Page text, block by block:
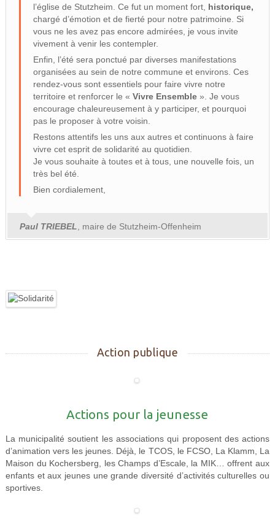
l’église de Stutzheim. Ce fut un moment fort,
historique,
chargé d’émotion et de fierté pour notre patrimoine. Si
vous ne les avez pas encore admirées, je vous invite
vivement à venir les contempler.
Enfin, l’été sera ponctué par diverses manifestations
organisées au sein de notre commune et environs. Ces
rendez-vous sont essentiels pour faire vivre notre
territoire et renforcer le « Vivre Ensemble». Je vous
encourage chaleureusement à y participer, et pourquoi
pas le proposer à votre voisin.
Restons attentifs les uns aux autres et continuons à faire
vivre cet esprit de solidarité au quotidien.
Je vous souhaite à toutes et à tous, une nouvelle fois, un
très bel été.
Bien cordialement,
Paul TRIEBEL , maire de Stutzheim-Offenheim
Action publique
Actions pour la jeunesse
La municipalité soutient les associations qui proposent des actions
d’animation vers les jeunes. Déjà, le TCOS, le FCSO, La Klamm, La
Maison du Kochersberg, les Champs d’Escale, la MIK… offrent aux
enfants et aux jeunes une grande diversité d’activités culturelles ou
sportives.